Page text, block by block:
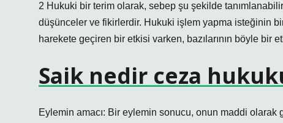
2 Hukuki bir terim olarak, sebep şu şekilde
düşünceler ve fikirlerdir. Hukuki işlem yapma isteğinin
harekete geçiren bir etkisi varken, bazılarının böyle bir
Saik nedir ceza
Eylemin amacı: Bir eylemin sonucu, onun maddi olarak